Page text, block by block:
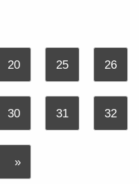
20 25 26
30 31 32
»